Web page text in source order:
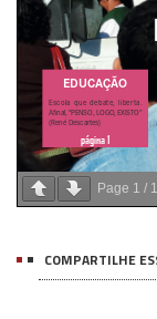
Page 1 /
COMPARTILHE